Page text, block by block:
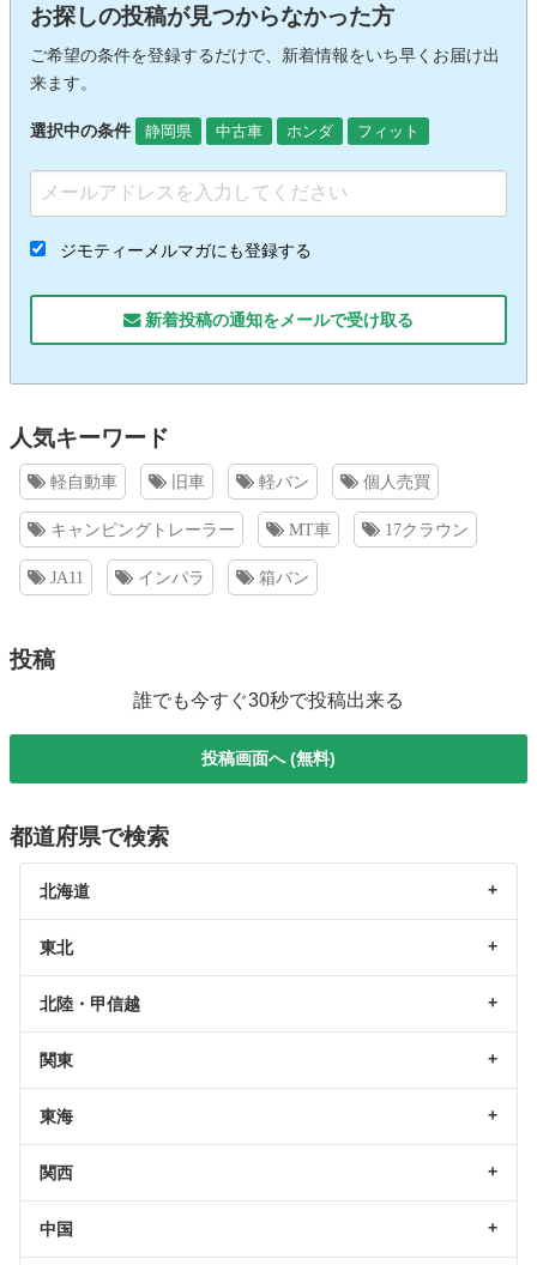
お探しの投稿が見つからなかった方
ご希望の条件を登録するだけで、新着情報をいち早くお届け出
来ます。
選択中の条件 静岡県 中古車 ホンダ フィット
ジモティーメルマガにも登録する
新着投稿の通知をメールで受け取る
人気キーワード
軽自動車 旧車 軽バン 個人売買
キャンピングトレーラー MT車 17クラウン
JA11 インパラ 箱バン
投稿
誰でも今すぐ30秒で投稿出来る
投稿画面へ (無料)
都道府県で検索
北海道
東北
北陸・甲信越
関東
東海
関西
中国